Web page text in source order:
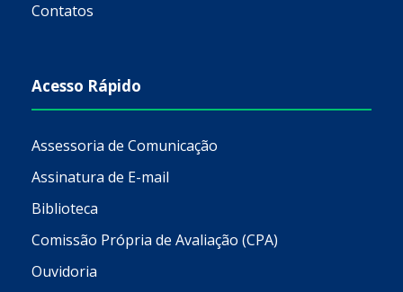
Contatos
Acesso Rápido
Assessoria de Comunicação
Assinatura de E-mail
Biblioteca
Comissão Própria de Avaliação (CPA)
Ouvidoria